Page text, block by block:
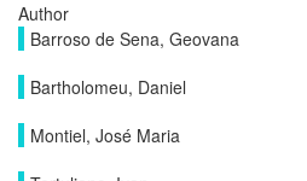
Author
Barroso de Sena, Geovana
Bartholomeu, Daniel
Montiel, José Maria